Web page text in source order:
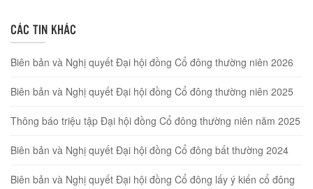
CÁC TIN KHÁC
Biên bản và Nghị quyết Đại hội đồng Cổ đông thường niên 2026
Biên bản và Nghị quyết Đại hội đồng Cổ đông thường niên 2025
Thông báo triệu tập Đại hội đồng Cổ đông thường niên năm 2025
Biên bản và Nghị quyết Đại hội đồng Cổ đông bất thường 2024
Biên bản và Nghị quyết Đại hội đồng Cổ đông lấy ý kiến cổ đông